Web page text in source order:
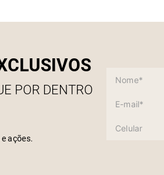
POR DENTRO
ações.